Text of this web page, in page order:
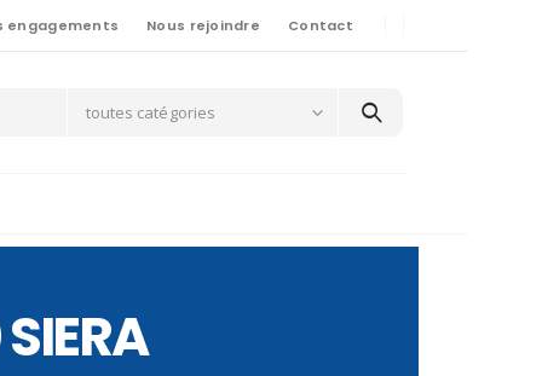
engagements Nous rejoindre Contact
toutes catégories